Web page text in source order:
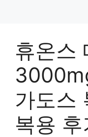
휴온스
가도스
복용 후